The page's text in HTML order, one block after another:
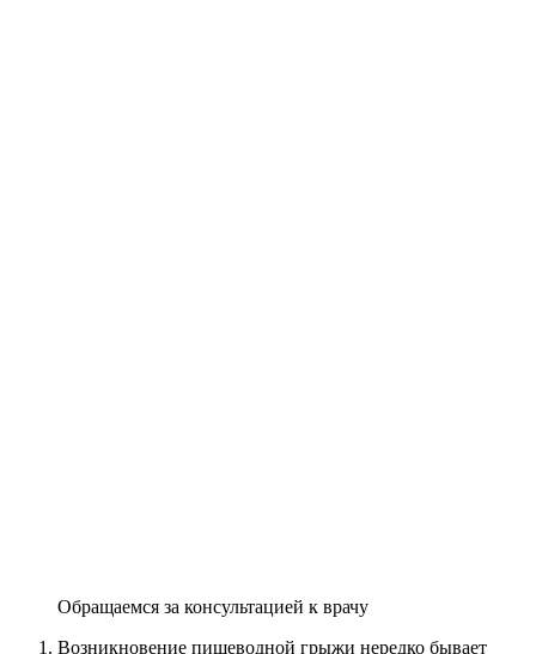
Обращаемся за консультацией к врачу
Возникновение пищеводной грыжи нередко бывает